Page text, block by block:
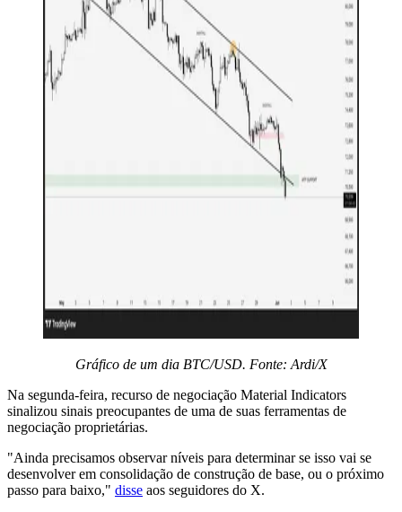
Gráfico de um dia BTC/USD. Fonte: Ardi/X
Na segunda-feira, recurso de negociação Material Indicators
sinalizou sinais preocupantes de uma de suas ferramentas de
negociação proprietárias.
"Ainda precisamos observar níveis para determinar se isso vai se
desenvolver em consolidação de construção de base, ou o próximo
passo para baixo," disse aos seguidores do X.